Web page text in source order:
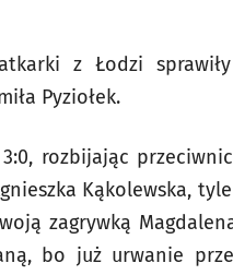
z Łodzi
Pyziołek.
rozbijając
Kąkolewska,
zagrywką
bo już urwanie